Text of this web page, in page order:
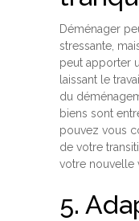
Déménager
stressante,
peut apporter
laissant le
du
biens sont
pouvez vous
de votre
votre nouvelle
5.